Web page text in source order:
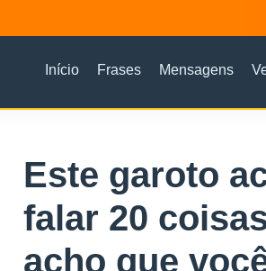
Início Frases Mensagens
Este garoto
falar 20
acho que